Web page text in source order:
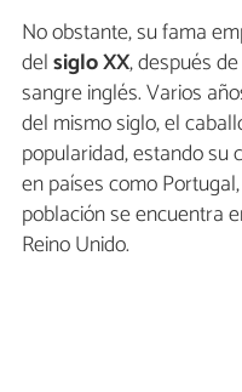
No obstante, su fama
delsiglo XX, después
sangre inglés. Varios
del mismo siglo, el
popularidad, estando su
en países como
población se encuentra
Reino Unido.